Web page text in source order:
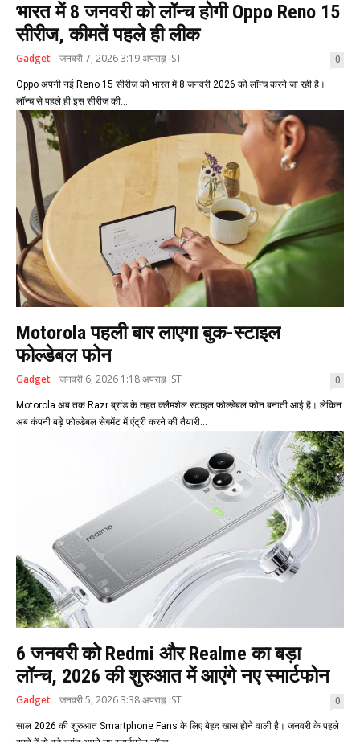
भारत में 8 जनवरी को लॉन्च होगी Oppo Reno 15
सीरीज, कीमतें पहले ही लीक
Gadget जनवरी 7, 2026 3:19 अपराह्न IST 0
Oppo अपनी नई Reno 15 सीरीज को भारत में 8 जनवरी 2026 को लॉन्च करने जा रही है।
लॉन्च से पहले ही इस सीरीज की...
Motorola पहली बार लाएगा बुक-स्टाइल
फोल्डेबल फोन
Gadget जनवरी 6, 2026 1:18 अपराह्न IST 0
Motorola अब तक Razr ब्रांड के तहत क्लैमशेल स्टाइल फोल्डेबल फोन बनाती आई है। लेकिन
अब कंपनी बड़े फोल्डेबल सेगमेंट में एंट्री करने की तैयारी...
6 जनवरी को Redmi और Realme का बड़ा
लॉन्च, 2026 की शुरुआत में आएंगे नए स्मार्टफोन
Gadget जनवरी 5, 2026 3:38 अपराह्न IST 0
साल 2026 की शुरुआत Smartphone Fans के लिए बेहद खास होने वाली है। जनवरी के पहले